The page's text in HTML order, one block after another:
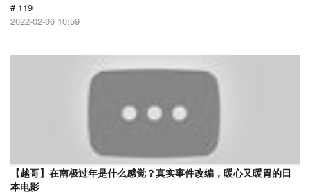
# 119
2022-02-06 10:59
【越哥】在南极过年是什么感觉？真实事件改编，暖心又暖胃的日
本电影